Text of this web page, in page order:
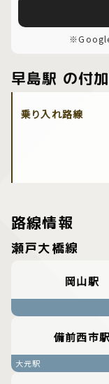
※Google
早島駅 の付
乗り入れ路線
路線情報
瀬戸大橋線
岡山駅
備前西市駅
大元駅